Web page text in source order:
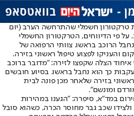
בתאונת טרקטורון חשמלי שהתרחשה הערב (יום
פי הדיווחים, הטרקטורון החשמלי
הרוכב בראשו. צוותי הרפואה של
והעניקו לפצוע טיפול ראשוני בזירה.
איחוד הצלה שקפצו לזירה: "מדובר ברוכב
כך הוא נחבל בראשו. בסיוע חובשים
בזירה שלאחר מכן פונה לבית
ומונשם".
במד"א, סיפרה: "הגענו במהירות
ולצידו שכב גבר מחוסר הכרה, כשהוא סובל